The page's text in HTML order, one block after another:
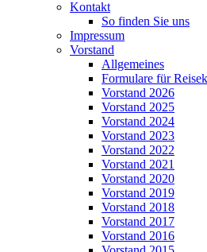
Kontakt
So finden Sie uns
Impressum
Vorstand
Allgemeines
Formulare für
Vorstand 2026
Vorstand 2025
Vorstand 2024
Vorstand 2023
Vorstand 2022
Vorstand 2021
Vorstand 2020
Vorstand 2019
Vorstand 2018
Vorstand 2017
Vorstand 2016